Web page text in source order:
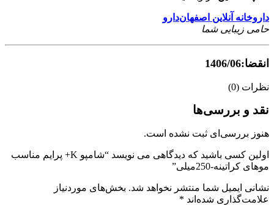
داروخانه آنلاین اصفهان‌دارو
حامی زیبایی شما
انقضا:1406/06
نظرات (0)
نقد و بررسی‌ها
هنوز بررسی‌ای ثبت نشده است.
اولین کسی باشید که دیدگاهی می نویسد “شامپو K+ پرایم مناسب
موهای کراتینه-250میلی”
نشانی ایمیل شما منتشر نخواهد شد. بخش‌های موردنیاز
علامت‌گذاری شده‌اند *